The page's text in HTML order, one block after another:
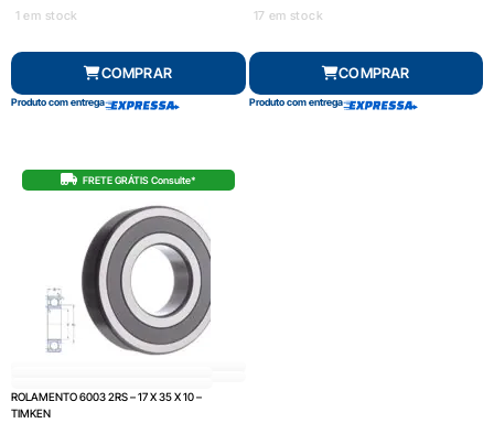
1 em stock
COMPRAR
Produto com entrega
17 em stock
COMPRAR
Produto com entrega
FRETE GRÁTIS Consulte*
ROLAMENTO 6003 2RS – 17 X 35 X 10 –
TIMKEN